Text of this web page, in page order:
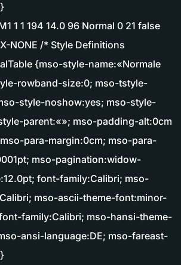
1 1 194 14.0 96 Normal 0 21 false
NONE /* Style Definitions
{mso-style-name:«Normale
rowband-size:0; mso-tstyle-
style-noshow:yes; mso-style-
parent:«»; mso-padding-alt:0cm
para-margin:0cm; mso-para-
mso-pagination:widow-
font-family:Calibri; mso-
mso-ascii-theme-font:minor-
family:Calibri; mso-hansi-theme-
ansi-language:DE; mso-fareast-